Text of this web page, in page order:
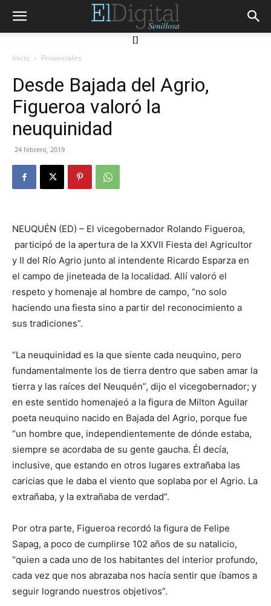
[]
Inicio Provinciales
Desde Bajada del Agrio,
Figueroa valoró la
neuquinidad
24 febrero, 2019
NEUQUÉN (ED) – El vicegobernador Rolando Figueroa,
participó de la apertura de la XXVII Fiesta del Agricultor
y II del Río Agrio junto al intendente Ricardo Esparza en
el campo de jineteada de la localidad. Allí valoró el
respeto y homenaje al hombre de campo, “no solo
haciendo una fiesta sino a partir del reconocimiento a
sus tradiciones”.
“La neuquinidad es la que siente cada neuquino, pero
fundamentalmente los de tierra dentro que saben amar la
tierra y las raíces del Neuquén”, dijo el vicegobernador; y
en este sentido homenajeó a la figura de Milton Aguilar
poeta neuquino nacido en Bajada del Agrio, porque fue
“un hombre que, independientemente de dónde estaba,
siempre se acordaba de su gente gaucha. Él decía,
inclusive, que estando en otros lugares extrañaba las
caricias que le daba el viento que soplaba por el Agrio. La
extrañaba, y la extrañaba de verdad”.
Por otra parte, Figueroa recordó la figura de Felipe
Sapag, a poco de cumplirse 102 años de su natalicio,
“quien a cada uno de los habitantes del interior profundo,
cada vez que nos abrazaba nos hacía sentir que íbamos a
seguir logrando nuestros objetivos”.